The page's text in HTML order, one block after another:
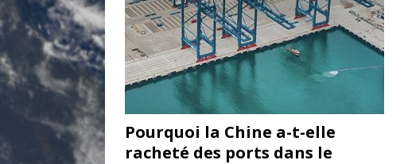
Pourquoi la Chine a-t-elle
racheté des ports dans le